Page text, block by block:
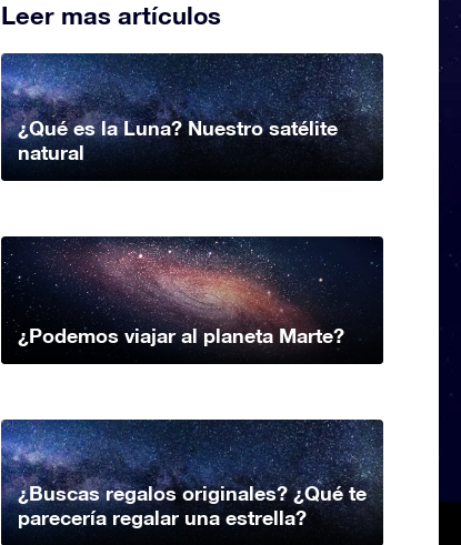
Leer mas artículos
¿Qué es la Luna? Nuestro satélite
natural
¿Podemos viajar al planeta Marte?
¿Buscas regalos originales? ¿Qué te
parecería regalar una estrella?